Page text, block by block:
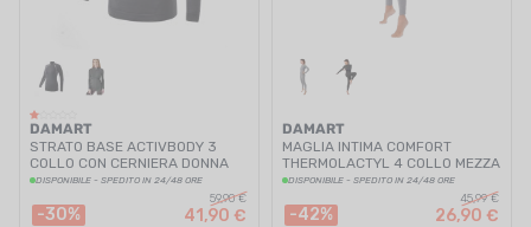
DAMART
STRATO BASE ACTIVBODY 3
COLLO CON CERNIERA DONNA
DISPONIBILE - SPEDITO IN 24/48 ORE
-30%
59,90 €
41,90 €
DAMART
MAGLIA INTIMA COMFORT
THERMOLACTYL 4 COLLO MEZZA
ZIP DONNA
DISPONIBILE - SPEDITO IN 24/48 ORE
-42%
45,99 €
26,90 €